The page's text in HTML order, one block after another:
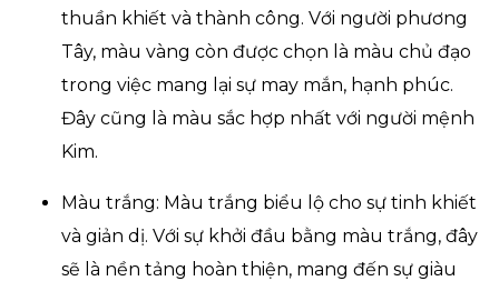
thuần khiết và thành công. Với người phương
Tây, màu vàng còn được chọn là màu chủ đạo
trong việc mang lại sự may mắn, hạnh phúc.
Đây cũng là màu sắc hợp nhất với người mệnh
Kim.
Màu trắng: Màu trắng biểu lộ cho sự tinh khiết
và giản dị. Với sự khởi đầu bằng màu trắng, đây
sẽ là nền tảng hoàn thiện, mang đến sự giàu